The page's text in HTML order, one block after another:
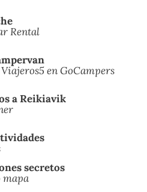
Rental
en GoCampers
a Reikiavik
secretos
mapa